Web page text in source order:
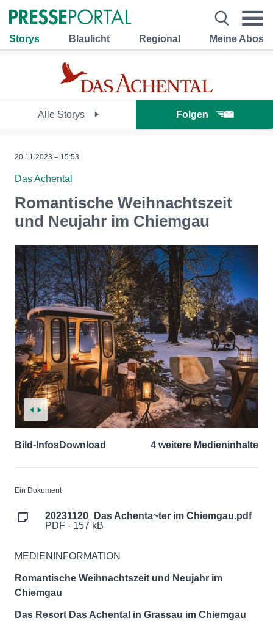
Storys Blaulicht Regional Meine Abos
Alle Storys Folgen
20.11.2023 – 15:53
Das Achental
Romantische Weihnachtszeit
und Neujahr im Chiemgau
Bild-InfosDownload 4 weitere Medieninhalte
Ein Dokument
20231120_Das Achenta~ter im Chiemgau.pdf
PDF - 157 kB
MEDIENINFORMATION
Romantische Weihnachtszeit und Neujahr im
Chiemgau
Das Resort Das Achental in Grassau im Chiemgau